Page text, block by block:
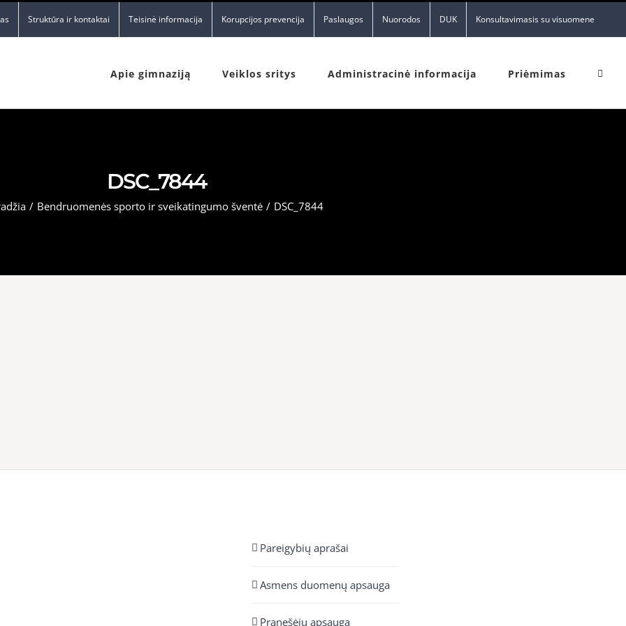
Struktūra ir kontaktai Teisinė informacija Korupcijos prevencija Paslaugos Nuorodos DUK Konsultavimasis su visuomene
Apie gimnaziją Veiklos sritys Administracinė informacija Priėmimas
DSC_7844
/ Bendruomenės sporto ir sveikatingumo šventė / DSC_7844
Pareigybių aprašai
Asmens duomenų apsauga
Pranešėjų apsauga